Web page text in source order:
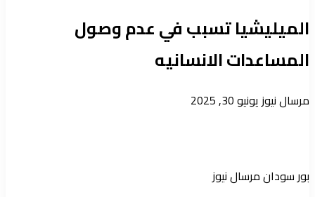
الميليشيا تسبب في عدم وصول
المساعدات الانسانيه
مرسال نيوز أرسل
يونيو 30, 2025
بور سودان مرسال نيوز